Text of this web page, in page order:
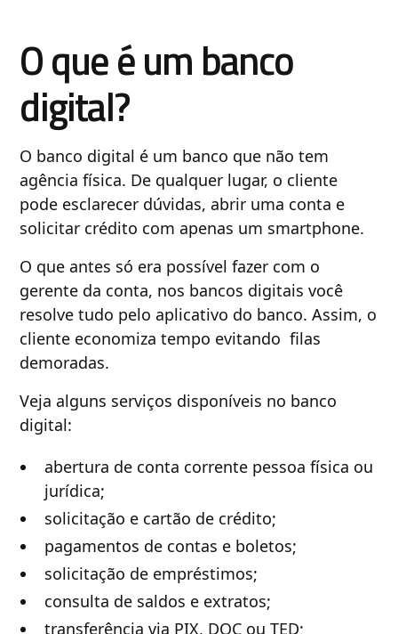
O que é um banco
digital?
O banco digital é um banco que não tem
agência física. De qualquer lugar, o cliente
pode esclarecer dúvidas, abrir uma conta e
solicitar crédito com apenas um smartphone.
O que antes só era possível fazer com o
gerente da conta, nos bancos digitais você
resolve tudo pelo aplicativo do banco. Assim, o
cliente economiza tempo evitando filas
demoradas.
Veja alguns serviços disponíveis no banco
digital:
abertura de conta corrente pessoa física ou
jurídica;
solicitação e cartão de crédito;
pagamentos de contas e boletos;
solicitação de empréstimos;
consulta de saldos e extratos;
transferência via PIX, DOC ou TED;